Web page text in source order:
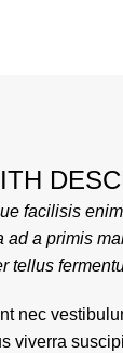
facilisis
ad a primis
tellus
nec
viverra